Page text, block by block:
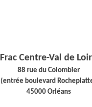
Frac Centre-Val de
88 rue du Colombier
(entrée boulevard
45000 Orléans